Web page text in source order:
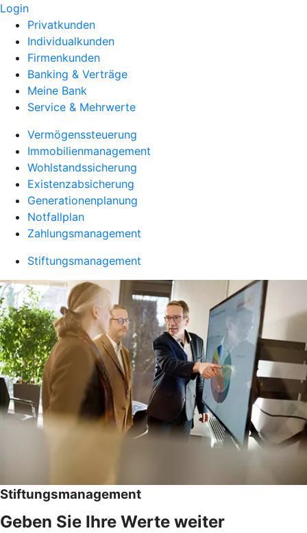
Login
Privatkunden
Individualkunden
Firmenkunden
Banking & Verträge
Meine Bank
Service & Mehrwerte
Vermögenssteuerung
Immobilienmanagement
Wohlstandssicherung
Existenzabsicherung
Generationenplanung
Notfallplan
Zahlungsmanagement
Stiftungsmanagement
Stiftungsmanagement
Geben Sie Ihre Werte weiter